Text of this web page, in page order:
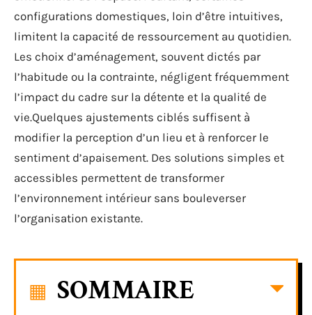
configurations domestiques, loin d’être intuitives,
limitent la capacité de ressourcement au quotidien.
Les choix d’aménagement, souvent dictés par
l’habitude ou la contrainte, négligent fréquemment
l’impact du cadre sur la détente et la qualité de
vie.Quelques ajustements ciblés suffisent à
modifier la perception d’un lieu et à renforcer le
sentiment d’apaisement. Des solutions simples et
accessibles permettent de transformer
l’environnement intérieur sans bouleverser
l’organisation existante.
SOMMAIRE